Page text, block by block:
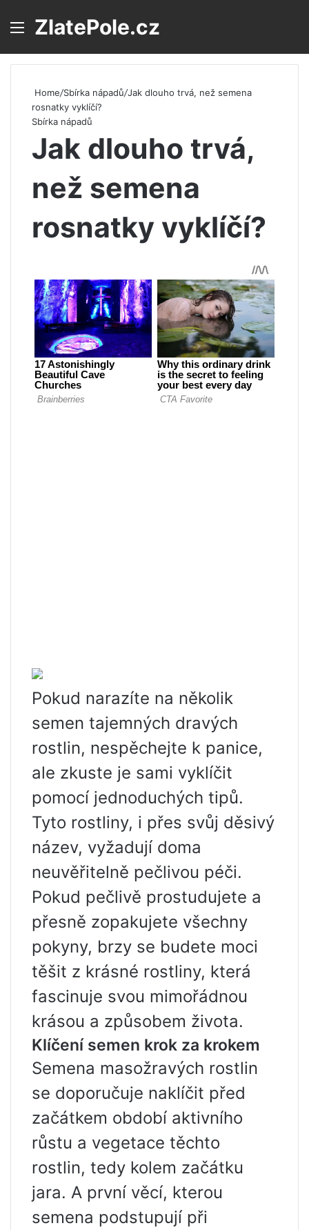
Menu
ZlatePole.cz
Home/Sbírka nápadů/Jak dlouho trvá, než semena
rosnatky vyklíčí?
Sbírka nápadů
Jak dlouho trvá,
než semena
rosnatky vyklíčí?
Pokud narazíte na několik
semen tajemných dravých
rostlin, nespěchejte k panice,
ale zkuste je sami vyklíčit
pomocí jednoduchých tipů.
Tyto rostliny, i přes svůj děsivý
název, vyžadují doma
neuvěřitelně pečlivou péči.
Pokud pečlivě prostudujete a
přesně zopakujete všechny
pokyny, brzy se budete moci
těšit z krásné rostliny, která
fascinuje svou mimořádnou
krásou a způsobem života.
Klíčení semen krok za krokem
Semena masožravých rostlin
se doporučuje naklíčit před
začátkem období aktivního
růstu a vegetace těchto
rostlin, tedy kolem začátku
jara. A první věcí, kterou
semena podstupují při